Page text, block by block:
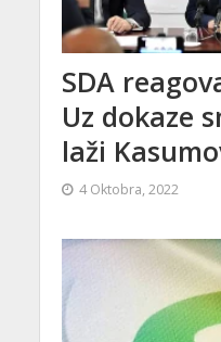
SDA
Uz dokaze
laži
4 Oktobra, 2022